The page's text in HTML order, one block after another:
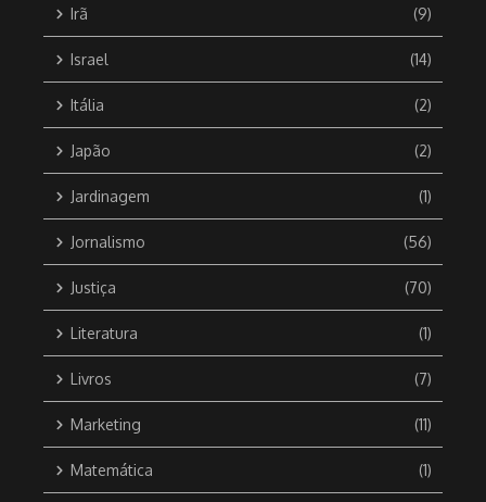
Irã (9)
Israel (14)
Itália (2)
Japão (2)
Jardinagem (1)
Jornalismo (56)
Justiça (70)
Literatura (1)
Livros (7)
Marketing (11)
Matemática (1)